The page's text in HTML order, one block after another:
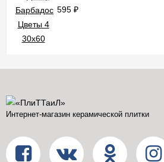
595 ₽
Интернет-магазин керамической плитки